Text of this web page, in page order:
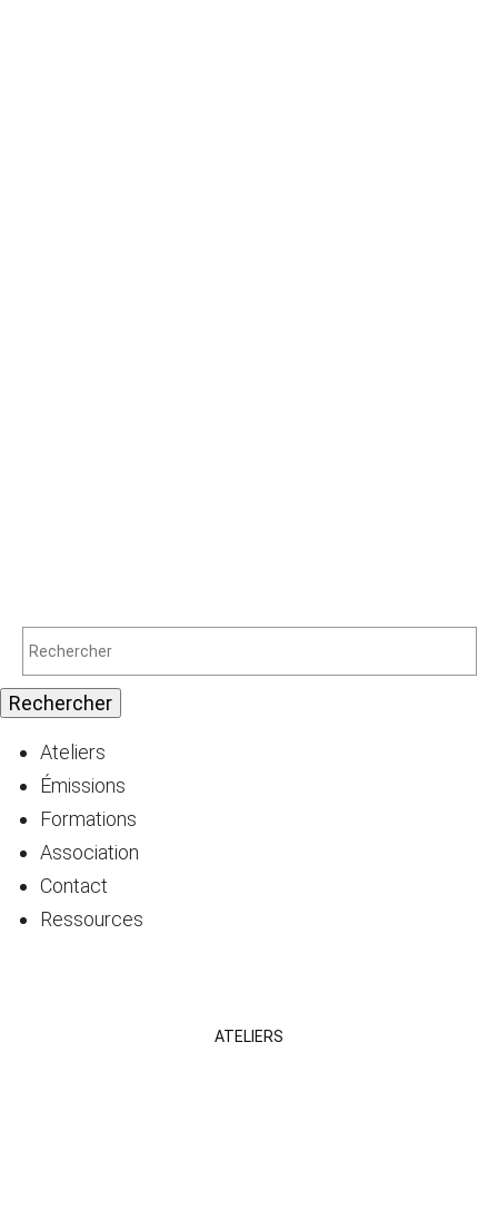
Rechercher
Ateliers
Émissions
Formations
Association
Contact
Ressources
ATELIERS